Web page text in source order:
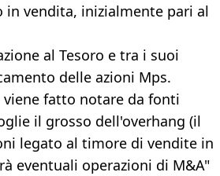
in vendita, inizialmente pari al
al Tesoro e tra i suoi
delle azioni Mps.
viene fatto notare da fonti
il grosso dell'overhang (il
legato al timore di vendite in
eventuali operazioni di M&A"